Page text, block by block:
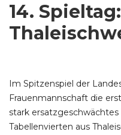
14. Spieltag:
Im Spitzenspiel der
Frauenmannschaft die
stark
Tabellenvierten aus